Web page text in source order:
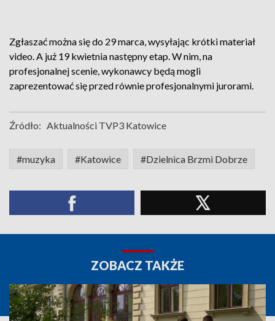
Zgłaszać można się do 29 marca, wysyłając krótki materiał
video. A już 19 kwietnia następny etap. W nim, na
profesjonalnej scenie, wykonawcy będą mogli
zaprezentować się przed równie profesjonalnymi jurorami.
Źródło: Aktualności TVP3 Katowice
#muzyka #Katowice #Dzielnica Brzmi Dobrze
ZOBACZ TAKŻE